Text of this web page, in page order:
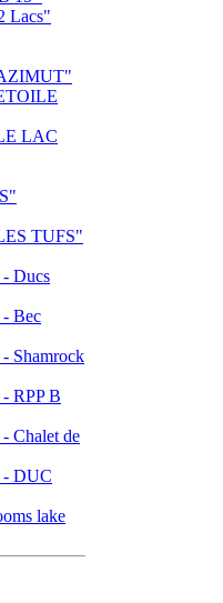
Lacs"
LAC
TUFS"
- Ducs
- Bec
- Shamrock
- RPP B
Chalet de
- DUC
lake